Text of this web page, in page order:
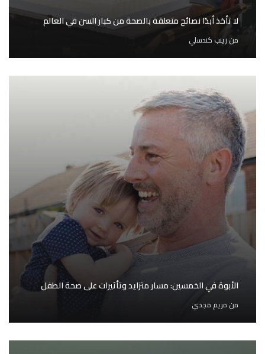
لا تأخذ أبدًا نصائح متعلقة بالصحة من كبار السن في العالم
منزينب كندسلي
الأبوة في الخمسين: مسار متزايد وتأثيرات على صحة الطفل
من مريم مجدي